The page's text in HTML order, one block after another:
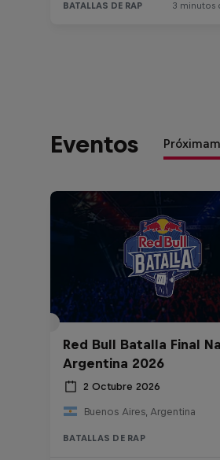
Eventos
Red Bull Batalla Final
Argentina 2026
2 Octubre 2026
Buenos Aires, Argentina
BATALLAS DE RAP